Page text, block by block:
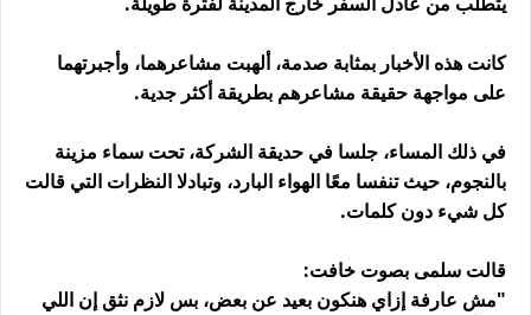
كانت هذه الأخبار بمثابة صدمة، ألهبت مشاعرهما، وأجبرتهما
على مواجهة حقيقة مشاعرهم بطريقة أكثر جدية.
في ذلك المساء، جلسا في حديقة الشركة، تحت سماء مزينة
بالنجوم، حيث تنفسا معًا الهواء البارد، وتبادلا النظرات التي قالت
كل شيء دون كلمات.
قالت سلمى بصوت خافت:
"مش عارفة إزاي هنكون بعيد عن بعض، بس لازم نثق إن اللي